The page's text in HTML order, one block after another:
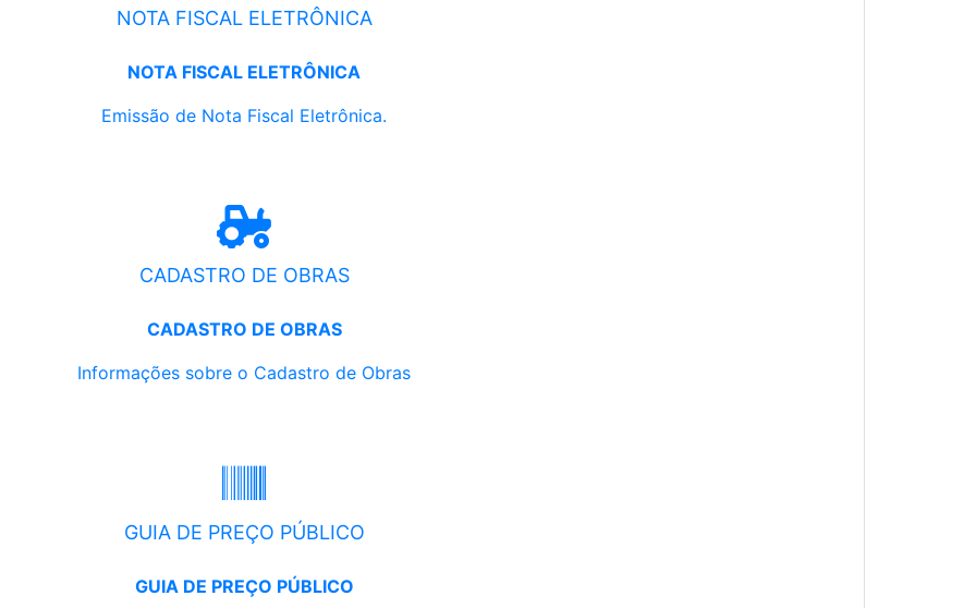
NOTA FISCAL ELETRÔNICA
NOTA FISCAL ELETRÔNICA
Emissão de Nota Fiscal Eletrônica.
CADASTRO DE OBRAS
CADASTRO DE OBRAS
Informações sobre o Cadastro de Obras
GUIA DE PREÇO PÚBLICO
GUIA DE PREÇO PÚBLICO